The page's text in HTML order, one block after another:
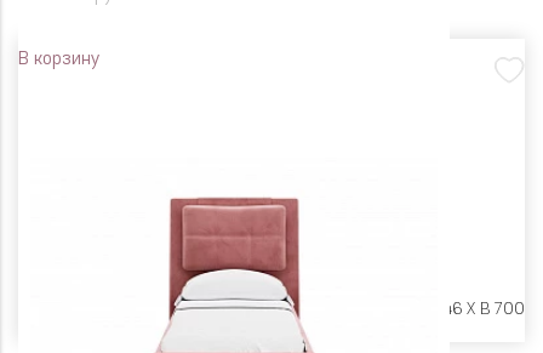
В корзину
Ш 2042 X Г 946 X В 700